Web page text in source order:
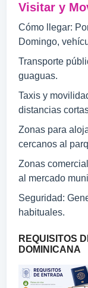
Visitar y
Cómo llegar:
Domingo,
Transporte
guaguas.
Taxis y
distancias
Zonas para
cercanos al
Zonas
al mercado
Seguridad:
habituales.
REQUISITOS
DOMINICANA